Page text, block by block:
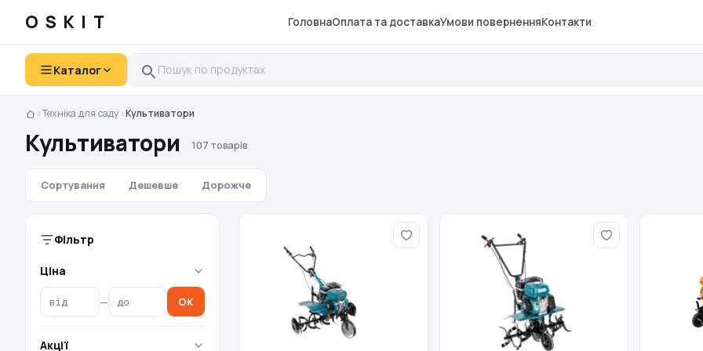
OSKIT ГоловнаОплата та доставкаУмови поверненняКонтакти
Каталог
›Техніка для саду ›Культиватори
Культиватори 107 товарів
Сортування Дешевше Дорожче
Фільтр
Ціна
— OK
Акції